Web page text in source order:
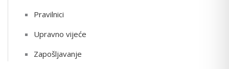
Pravilnici
Upravno vijeće
Zapošljavanje